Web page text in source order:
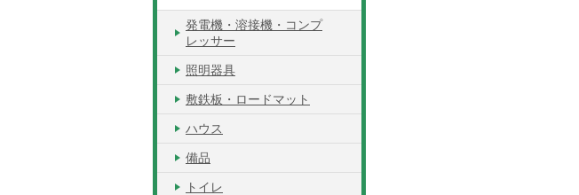
発電機・溶接機・コンプ
レッサー
照明器具
敷鉄板・ロードマット
ハウス
備品
トイレ